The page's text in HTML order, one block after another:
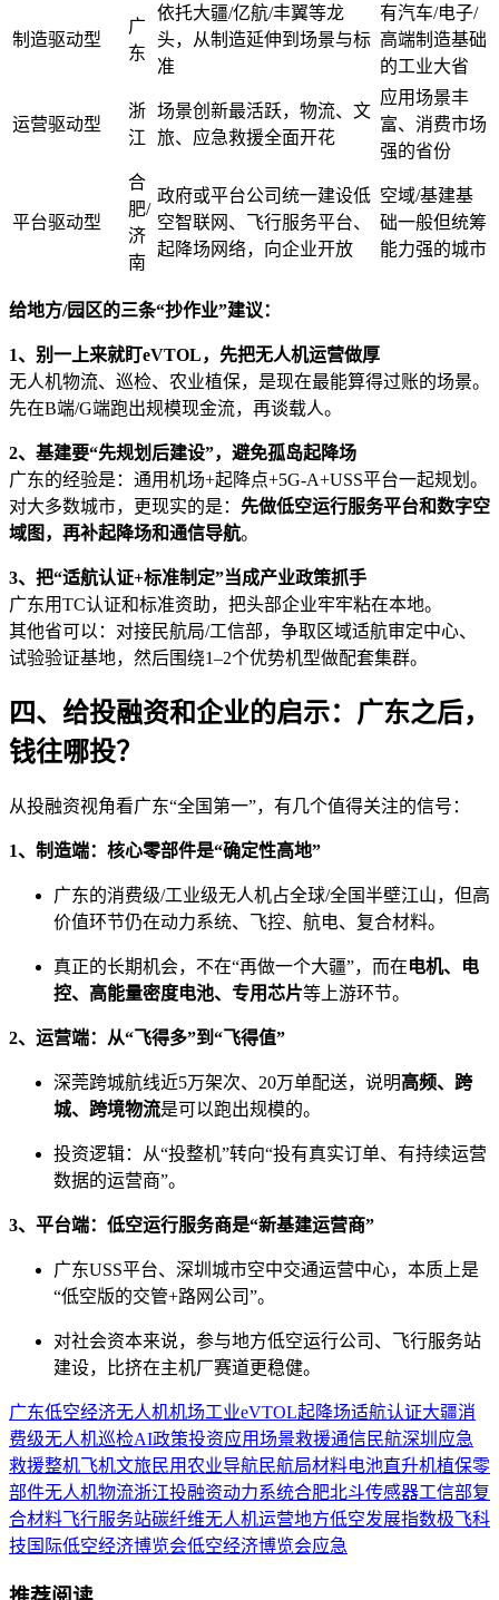
制造驱动型
广
东
依托大疆/亿航/丰翼等龙
头，从制造延伸到场景与标
准
有汽车/电子/
高端制造基础
的工业大省
运营驱动型
浙
江
场景创新最活跃，物流、文
旅、应急救援全面开花
应用场景丰
富、消费市场
强的省份
平台驱动型
合
肥/
济
南
政府或平台公司统一建设低
空智联网、飞行服务平台、
起降场网络，向企业开放
空域/基建基
础一般但统筹
能力强的城市
给地方/园区的三条“抄作业”建议：
1、别一上来就盯eVTOL，先把无人机运营做厚
无人机物流、巡检、农业植保，是现在最能算得过账的场景。
先在B端/G端跑出规模现金流，再谈载人。
2、基建要“先规划后建设”，避免孤岛起降场
广东的经验是：通用机场+起降点+5G-A+USS平台一起规划。
对大多数城市，更现实的是： 先做低空运行服务平台和数字空
域图，再补起降场和通信导航。
3、把“适航认证+标准制定”当成产业政策抓手
广东用TC认证和标准资助，把头部企业牢牢粘在本地。
其他省可以：对接民航局/工信部，争取区域适航审定中心、
试验验证基地，然后围绕1–2个优势机型做配套集群。
四、给投融资和企业的启示：广东之后，
钱往哪投？
从投融资视角看广东“全国第一”，有几个值得关注的信号：
1、制造端：核心零部件是“确定性高地”
广东的消费级/工业级无人机占全球/全国半壁江山，但高
价值环节仍在动力系统、飞控、航电、复合材料。
真正的长期机会，不在“再做一个大疆”，而在电机、电
控、高能量密度电池、专用芯片等上游环节。
2、运营端：从“飞得多”到“飞得值”
深莞跨城航线近5万架次、20万单配送，说明高频、跨
城、跨境物流是可以跑出规模的。
投资逻辑：从“投整机”转向“投有真实订单、有持续运营
数据的运营商”。
3、平台端：低空运行服务商是“新基建运营商”
广东USS平台、深圳城市空中交通运营中心，本质上是
“低空版的交管+路网公司”。
对社会资本来说，参与地方低空运行公司、飞行服务站
建设，比挤在主机厂赛道更稳健。
广东低空经济无人机机场工业eVTOL起降场适航认证大疆消
费级无人机巡检AI政策投资应用场景救援通信民航深圳 应急
救援整机飞机文旅民用农业导航民航局材料电池直升机植保零
部件无人机物流浙江投融资动力系统合肥北斗传感器工信部复
合材料飞行服务站碳纤维无人机运营地方低空发展指数极飞科
技 国际低空经济博览会低空经济博览会应急